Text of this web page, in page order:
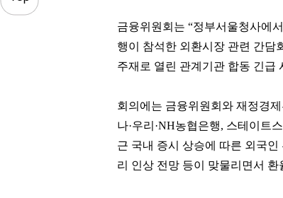
금융위원회는 “정부서울청사에
행이 참석한 외환시장 관련 간담
주재로 열린 관계기관 합동 긴급
회의에는 금융위원회와 재정경
나·우리·NH농협은행, 스테이트
근 국내 증시 상승에 따른 외국
리 인상 전망 등이 맞물리면서